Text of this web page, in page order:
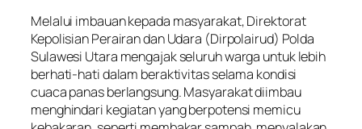
Melalui imbauan kepada masyarakat, Direktorat
Kepolisian Perairan dan Udara (Dirpolairud) Polda
Sulawesi Utara mengajak seluruh warga untuk lebih
berhati-hati dalam beraktivitas selama kondisi
cuaca panas berlangsung. Masyarakat diimbau
menghindari kegiatan yang berpotensi memicu